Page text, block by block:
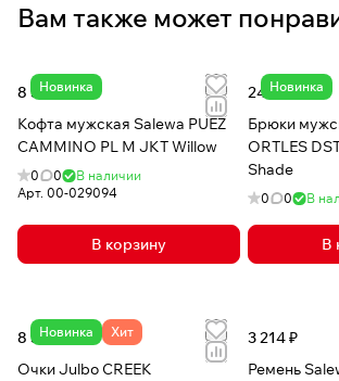
Вам также может
Новинка
8 567 ₽
Кофта мужская Salewa PUEZ
CAMMINO PL M JKT Willow
0 0
В наличии
Арт. 00-029094
В корзину
Новинка
24 059 ₽
Брюки
ORTLES
Shade
0 0 В
В
Новинка Хит
8 347 ₽
Очки Julbo CREEK
3 214 ₽
Ремень